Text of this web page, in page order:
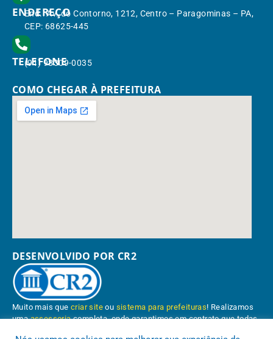
ENDEREÇO
End.: Av. do Contorno, 1212, Centro – Paragominas – PA,
CEP: 68625-445
TELEFONE
(91) 98309-0035
COMO CHEGAR À PREFEITURA
DESENVOLVIDO POR CR2
Muito mais quecriar site ou sistema para prefeituras! Realizamos
umaassessoriacompleta, onde garantimos em contrato que todas